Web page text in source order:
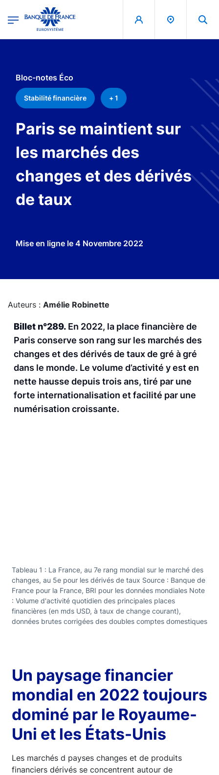
Banque de France - Menu Principal
Bloc-notes Éco
Stabilité financière + 1
Paris se maintient sur
les marchés des
changes et des dérivés
de taux
Mise en ligne le 4 Novembre 2022
Auteurs : Amélie Robinette
Billet n°289. En 2022, la place financière de
Paris conserve son rang sur les marchés des
changes et des dérivés de taux de gré à gré
dans le monde. Le volume d’activité y est en
nette hausse depuis trois ans, tiré par une
forte internationalisation et facilité par une
numérisation croissante.
Tableau 1 : La France, au 7e rang mondial sur le marché des
changes, au 5e pour les dérivés de taux Source : Banque de
France pour la France, BRI pour les données mondiales Note
: Volume d'activité quotidien des principales places
financières (en mds USD, à taux de change courant),
données brutes corrigées des doubles comptes domestiques
Un paysage financier
mondial en 2022 toujours
dominé par le Royaume-
Uni et les États-Unis
Les marchés d payses changes et de produits
financiers dérivés se concentrent autour de